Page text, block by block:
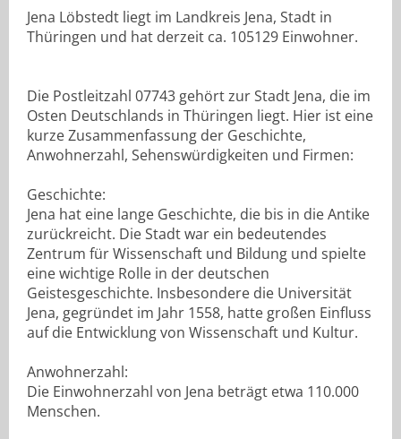
Jena Löbstedt liegt im Landkreis Jena, Stadt in
Thüringen und hat derzeit ca. 105129 Einwohner.
Die Postleitzahl 07743 gehört zur Stadt Jena, die im
Osten Deutschlands in Thüringen liegt. Hier ist eine
kurze Zusammenfassung der Geschichte,
Anwohnerzahl, Sehenswürdigkeiten und Firmen:
Geschichte:
Jena hat eine lange Geschichte, die bis in die Antike
zurückreicht. Die Stadt war ein bedeutendes
Zentrum für Wissenschaft und Bildung und spielte
eine wichtige Rolle in der deutschen
Geistesgeschichte. Insbesondere die Universität
Jena, gegründet im Jahr 1558, hatte großen Einfluss
auf die Entwicklung von Wissenschaft und Kultur.
Anwohnerzahl:
Die Einwohnerzahl von Jena beträgt etwa 110.000
Menschen.